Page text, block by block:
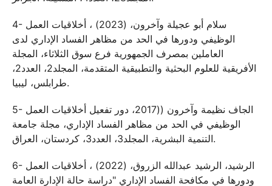
4- سلام أبو عجيلة وآخرون، (2023) ، أخلاقيات العمل
الوظيفي ودورها في الحد من مظاهر الفساد الإداري لدى
العاملين بمصرف الجمهورية فرع سوق الثلاثاء، المجلة
الأفريقية للعلوم البحثية والتطبيقية المتقدمة، المجلد2، العدد2،
طرابلس، ليبيا.
5- الجاف نظيمة وآخرون ((2017، دور تفعيل أخلاقيات العمل
الوظيفي في الحد من مظاهر الفساد الإداري، مجلة جامعة
التنمية البشرية، المجلد3، العدد3، كردستان، العراق.
6- الرشيد، الرشيد عبدالله الزروق، (2022) ، أخلاقيات العمل
ودورها في مكافحة الفساد الإداري "دراسة حالة الإدارة العامة